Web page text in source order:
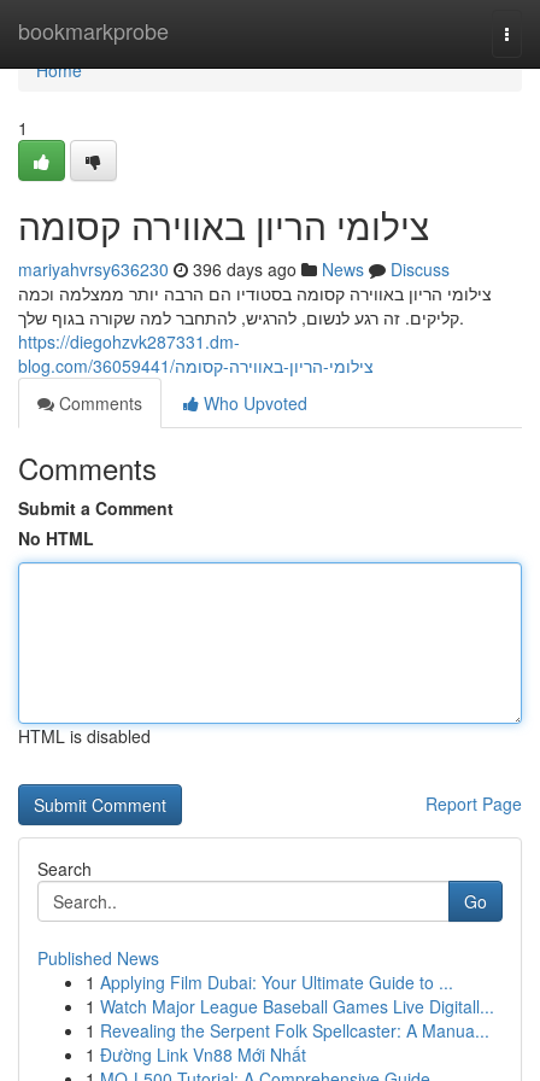
bookmarkprobe
Home
Home
1
צילומי הריון באווירה קסומה
mariyahvrsy636230 396 days ago News
Discuss
צילומי הריון באווירה קסומה בסטודיו הם הרבה יותר ממצלמה וכמה
קליקים. זה רגע לנשום, להרגיש, להתחבר למה שקורה בגוף שלך.
https://diegohzvk287331.dm-
blog.com/36059441/צילומי-הריון-באווירה-קסומה
Comments
Who Upvoted
Comments
Submit a Comment
No HTML
HTML is disabled
Report Page
Search
Go
Published News
1 Applying Film Dubai: Your Ultimate Guide to ...
1 Watch Major League Baseball Games Live Digitall...
1 Revealing the Serpent Folk Spellcaster: A Manua...
1 Đường Link Vn88 Mới Nhất